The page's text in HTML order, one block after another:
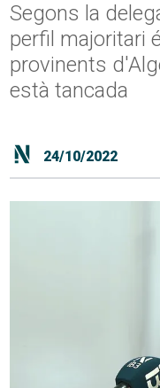
Segons la
perfil majoritari
provinents
està tancada
24/10/2022